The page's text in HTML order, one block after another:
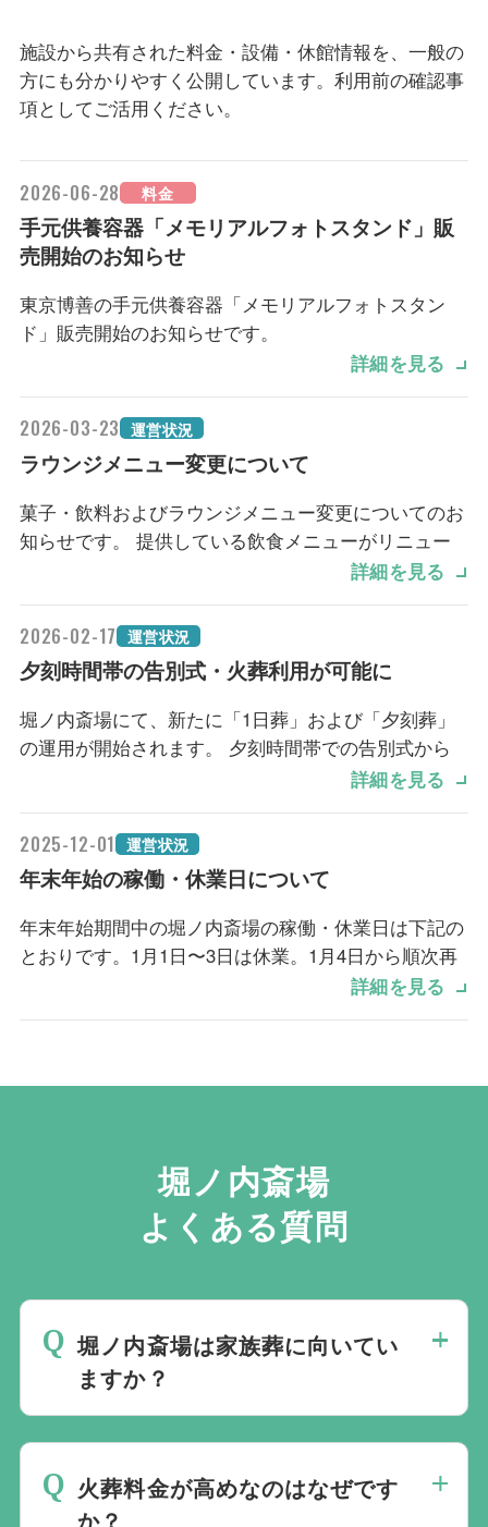
施設から共有された料金・設備・休館情報を、一般の
方にも分かりやすく公開しています。利用前の確認事
項としてご活用ください。
2026-06-28 料金
手元供養容器「メモリアルフォトスタンド」販
売開始のお知らせ
東京博善の手元供養容器「メモリアルフォトスタン
ド」販売開始のお知らせです。
ミニ骨壺を収納できるフォトスタンドが販売されま
2026年7月31日（金）ご火葬分から
【商品内容】
商品名：手元供養容器 メモリアルフォトスタンド
【サイズ】
ミニ骨壺：直径15mm×高さ79mm
写真サイズ：L判（89mm×127mm）
【補足】
・ミニ骨壺はフォトスタンドの台座に収納できます。
・写真は縦向き、横向きのどちらでも使用できます。
ジ「収骨容器」からダウンロードできます。
詳細を見る
2026-03-23 運営状況
ラウンジメニュー変更について
菓子・飲料およびラウンジメニュー変更についてのお
知らせです。 提供している飲食メニューがリニュー
【変更日】
2026年3月31日（火）通夜分から
2026年4月1日（水）火葬分から
【対象内容】
・ラウンジメニュー（軽食・デザート・ビュッフェド
・対象場所：式場控室、火葬中休憩室、ラウンジ
「空」
詳細を見る
2026-02-17 運営状況
夕刻時間帯の告別式・火葬利用が可能に
堀ノ内斎場にて、新たに「1日葬」および「夕刻葬」
の運用が開始されます。 夕刻時間帯での告別式から
【導入斎場】
桐ヶ谷斎場：2025年12月1日より導入
落合斎場・堀ノ内斎場・四ツ木斎場：2026年2月25日
より導入
21時 退館
・火葬中に食事（精進落とし）を行うことが可能で
・利用条件や式場指定は斎場により異なります。
詳細を見る
2025-12-01 運営状況
年末年始の稼働・休業日について
年末年始期間中の堀ノ内斎場の稼働・休業日は下記の
とおりです。1月1日〜3日は休業。1月4日から順次再
2025年12月29日（月）
2026年1月4日（日）
補足：
・年末年始期間は混雑が予想されます。
・火葬・式場の利用可否や時間帯の詳細は、各斎場の
運用により異なる場合があります。
・事前の確認・相談をおすすめします。
詳細を見る
堀ノ内斎場
よくある質問
堀ノ内斎場は家族葬に向いてい
ますか？
だし式場料は比較的高めです。
火葬料金が高めなのはなぜです
か？